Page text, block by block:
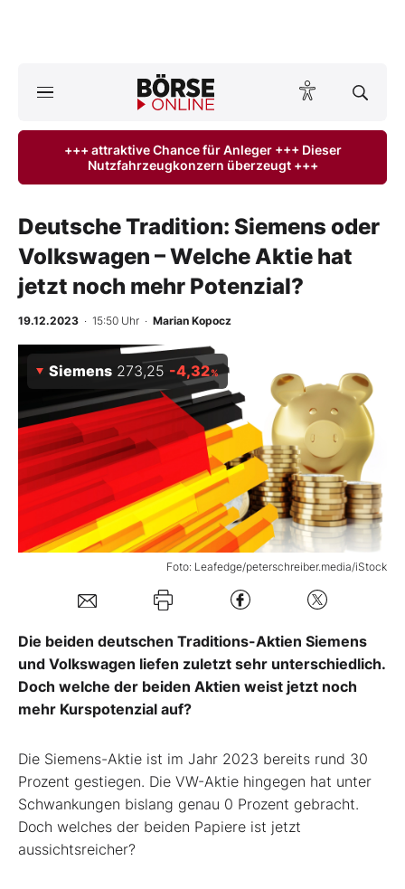
ktuelle Ausgabe BÖRSE ONLINE lesen
Finanz-Check
BO-Musterdepots
Experten
Mein B:O
Mein Konto
+++ attraktive Chance für Anleger +++ Dieser
Nutzfahrzeugkonzern überzeugt +++
Deutsche Tradition: Siemens oder
Volkswagen – Welche Aktie hat
jetzt noch mehr Potenzial?
19.12.2023 · 15:50 Uhr · Marian Kopocz
Foto: Leafedge/peterschreiber.media/iStock
Siemens 273,25 -4,32%
Die beiden deutschen Traditions-Aktien Siemens
und Volkswagen liefen zuletzt sehr unterschiedlich.
Doch welche der beiden Aktien weist jetzt noch
mehr Kurspotenzial auf?
Die Siemens-Aktie ist im Jahr 2023 bereits rund 30
Prozent gestiegen. Die VW-Aktie hingegen hat unter
Schwankungen bislang genau 0 Prozent gebracht.
Doch welches der beiden Papiere ist jetzt
aussichtsreicher?